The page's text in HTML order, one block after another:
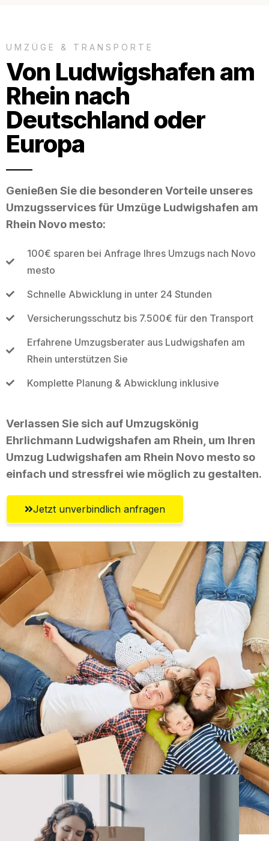
UMZÜGE & TRANSPORTE
Von Ludwigshafen am
Rhein nach
Deutschland oder
Europa
Genießen Sie die besonderen Vorteile unseres
Umzugsservices für Umzüge Ludwigshafen am
Rhein Novo mesto:
100€ sparen bei Anfrage Ihres Umzugs nach Novo
mesto
Schnelle Abwicklung in unter 24 Stunden
Versicherungsschutz bis 7.500€ für den Transport
Erfahrene Umzugsberater aus Ludwigshafen am
Rhein unterstützen Sie
Komplette Planung & Abwicklung inklusive
Verlassen Sie sich auf Umzugskönig
Ehrlichmann Ludwigshafen am Rhein, um Ihren
Umzug Ludwigshafen am Rhein Novo mesto so
einfach und stressfrei wie möglich zu gestalten.
Jetzt unverbindlich anfragen